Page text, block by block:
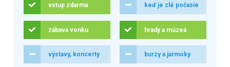
vstup zdarma keď je zlé počasie
zábava vonku hrady a múzeá
výstavy, koncerty burzy a jarmoky